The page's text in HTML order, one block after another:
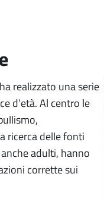
realizzato una serie
d’età. Al centro le
ricerca delle fonti
adulti, hanno
corrette sui